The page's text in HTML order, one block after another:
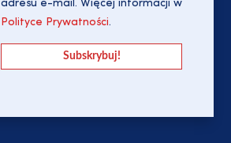
adresu e-mail. Więcej informacji w
Polityce Prywatności.